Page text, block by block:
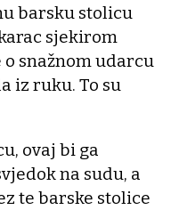
barsku stolicu
sjekirom
snažnom udarcu
iz ruku. To su
ovaj bi ga
na sudu, a
te barske stolice